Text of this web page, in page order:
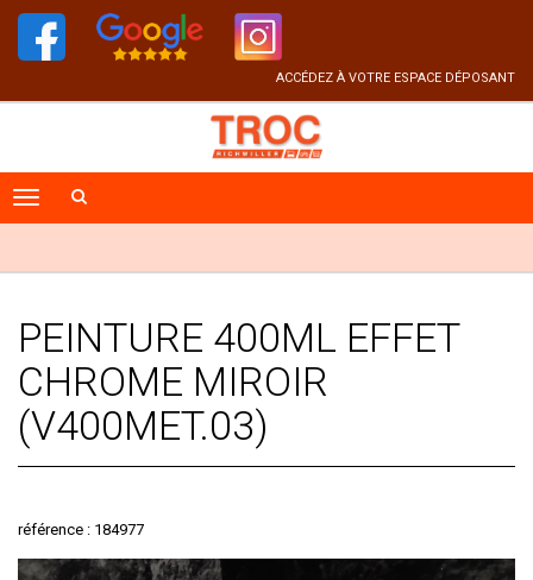
ACCÉDEZ À VOTRE ESPACE DÉPOSANT
PEINTURE 400ML EFFET
CHROME MIROIR
(V400MET.03)
référence : 184977